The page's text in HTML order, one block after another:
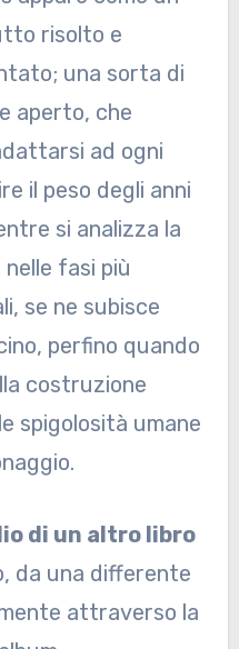
risolto e
una sorta di
aperto, che
ad ogni
il peso degli anni
si analizza la
fasi più
se ne subisce
perfino quando
costruzione
spigolosità umane
di un altro libro
da una differente
attraverso la